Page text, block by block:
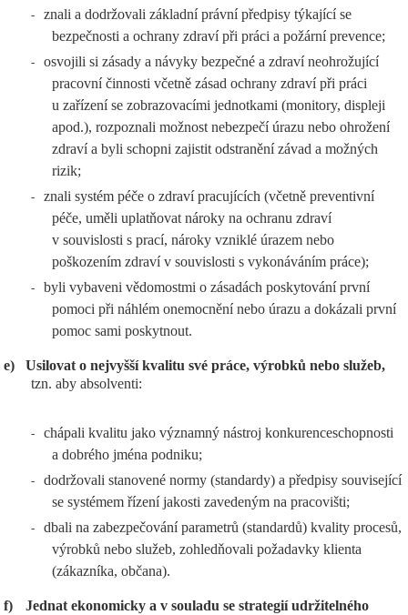
-
znali a dodržovali základní právní předpisy týkající se
bezpečnosti a ochrany zdraví při práci a požární prevence;
-
osvojili si zásady a návyky bezpečné a zdraví neohrožující
pracovní činnosti včetně zásad ochrany zdraví při práci
u zařízení se zobrazovacími jednotkami (monitory, displeji
apod.), rozpoznali možnost nebezpečí úrazu nebo ohrožení
zdraví a byli schopni zajistit odstranění závad a možných
rizik;
-
znali systém péče o zdraví pracujících (včetně preventivní
péče, uměli uplatňovat nároky na ochranu zdraví
v souvislosti s prací, nároky vzniklé úrazem nebo
poškozením zdraví v souvislosti s vykonáváním práce);
-
byli vybaveni vědomostmi o zásadách poskytování první
pomoci při náhlém onemocnění nebo úrazu a dokázali první
pomoc sami poskytnout.
e)
Usilovat o nejvyšší kvalitu své práce, výrobků nebo služeb,
tzn. aby absolventi:
-
chápali kvalitu jako významný nástroj konkurenceschopnosti
a dobrého jména podniku;
-
dodržovali stanovené normy (standardy) a předpisy související
se systémem řízení jakosti zavedeným na pracovišti;
-
dbali na zabezpečování parametrů (standardů) kvality procesů,
výrobků nebo služeb, zohledňovali požadavky klienta
(zákazníka, občana).
f)
Jednat ekonomicky a v souladu se strategií udržitelného